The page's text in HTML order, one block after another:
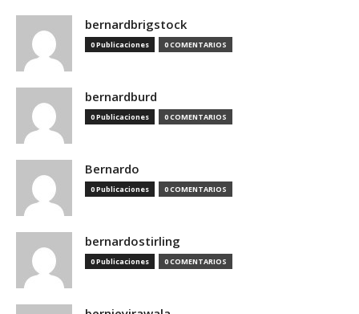
bernardbrigstock
0 Publicaciones 0 COMENTARIOS
bernardburd
0 Publicaciones 0 COMENTARIOS
Bernardo
0 Publicaciones 0 COMENTARIOS
bernardostirling
0 Publicaciones 0 COMENTARIOS